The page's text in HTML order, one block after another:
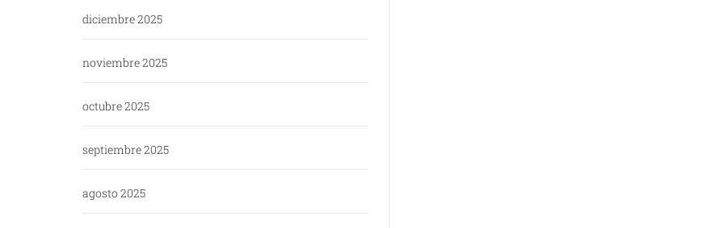
diciembre 2025
noviembre 2025
octubre 2025
septiembre 2025
agosto 2025